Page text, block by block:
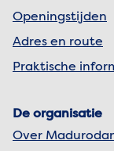
Openingstijden
Adres en route
Praktische
De organisatie
Over